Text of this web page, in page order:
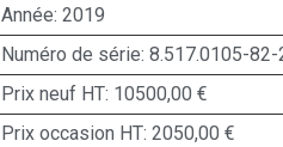
Année: 2019
Numéro de série: 8.517.0105-
Prix neuf HT: 10500,00 €
Prix occasion HT: 2050,00 €